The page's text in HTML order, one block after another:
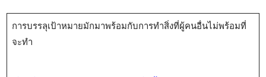
การบรรลุเป้าหมายมักมาพร้อมกับการทำสิ่งที่ผู้คนอื่นไม่พร้อมที่
จะทำ